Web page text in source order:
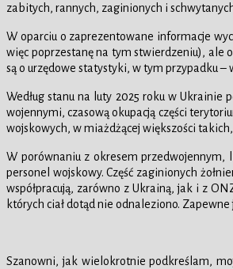
zabitych, rannych, zaginionych i
W oparciu o zaprezentowane informacje
więc poprzestanę na tym stwierdzeniu), ale
są o urzędowe statystyki, w tym przypadku –
Według stanu na luty 2025 roku w Ukrainie
wojennymi, czasową okupacją części
wojskowych, w miażdżącej większości
W porównaniu z okresem przedwojennym,
personel wojskowy. Część zaginionych
współpracują, zarówno z Ukrainą, jak i z
których ciał dotąd nie odnaleziono.
Szanowni, jak wielokrotnie podkreślam,